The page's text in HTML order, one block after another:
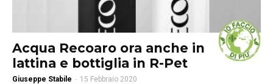
Acqua Recoaro ora anche in
lattina e bottiglia in R-Pet
Giuseppe Stabile - 15 Febbraio 2020